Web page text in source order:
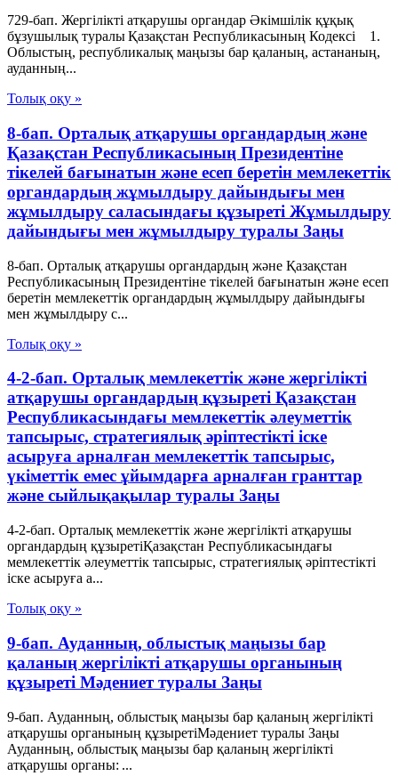
729-бап. Жергілікті атқарушы органдар Әкімшілік құқық
бұзушылық туралы Қазақстан Республикасының Кодексі 1.
Облыстың, республикалық маңызы бар қаланың, астананың,
ауданның...
Толық оқу »
8-бап. Орталық атқарушы органдардың және
Қазақстан Республикасының Президентіне
тікелей бағынатын және есеп беретін мемлекеттік
органдардың жұмылдыру дайындығы мен
жұмылдыру саласындағы құзыреті Жұмылдыру
дайындығы мен жұмылдыру туралы Заңы
8-бап. Орталық атқарушы органдардың және Қазақстан
Республикасының Президентіне тікелей бағынатын және есеп
беретін мемлекеттік органдардың жұмылдыру дайындығы
мен жұмылдыру с...
Толық оқу »
4-2-бап. Орталық мемлекеттік және жергілікті
атқарушы органдардың құзыреті Қазақстан
Республикасындағы мемлекеттік әлеуметтік
тапсырыс, стратегиялық әріптестікті іске
асыруға арналған мемлекеттік тапсырыс,
үкіметтік емес ұйымдарға арналған гранттар
және сыйлықақылар туралы Заңы
4-2-бап. Орталық мемлекеттік және жергілікті атқарушы
органдардың құзыретіҚазақстан Республикасындағы
мемлекеттік әлеуметтік тапсырыс, стратегиялық әріптестікті
іске асыруға а...
Толық оқу »
9-бап. Ауданның, облыстық маңызы бар
қаланың жергілікті атқарушы органының
құзыреті Мәдениет туралы Заңы
9-бап. Ауданның, облыстық маңызы бар қаланың жергілікті
атқарушы органының құзыретіМәдениет туралы Заңы
Ауданның, облыстық маңызы бар қаланың жергілікті
атқарушы органы: ...